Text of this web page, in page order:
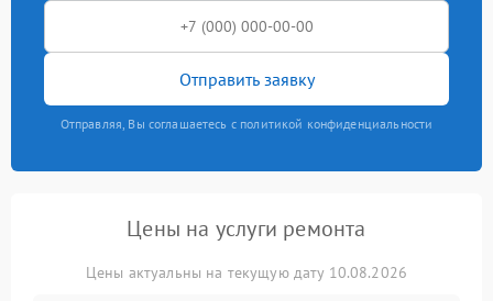
Отправить заявку
Отправляя, Вы соглашаетесь с политикой конфиденциальности
Цены на услуги ремонта
Цены актуальны на текущую дату 10.08.2026